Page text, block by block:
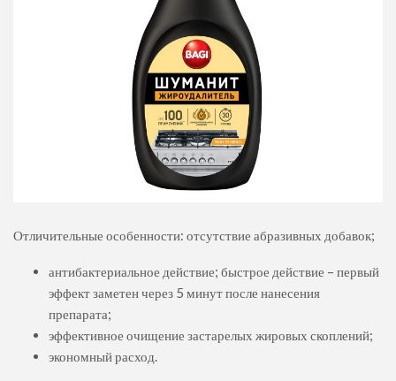
Отличительные особенности: отсутствие абразивных добавок;
антибактериальное действие; быстрое действие – первый
эффект заметен через 5 минут после нанесения
препарата;
эффективное очищение застарелых жировых скоплений;
экономный расход.